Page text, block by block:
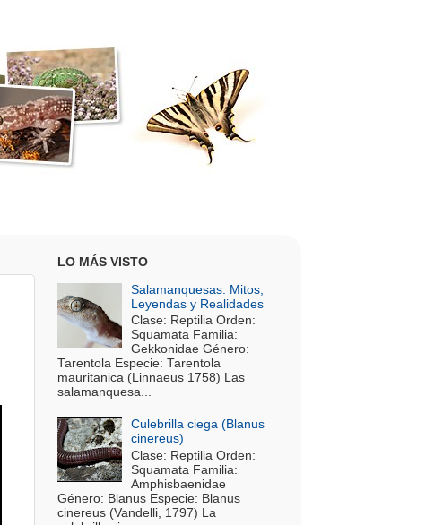
LO MÁS VISTO
Salamanquesas: Mitos,
Leyendas y Realidades
Clase: Reptilia Orden:
Squamata Familia:
Gekkonidae Género:
Tarentola Especie: Tarentola
mauritanica (Linnaeus 1758) Las
salamanquesa...
Culebrilla ciega (Blanus
cinereus)
Clase: Reptilia Orden:
Squamata Familia:
Amphisbaenidae
Género: Blanus Especie: Blanus
cinereus (Vandelli, 1797) La